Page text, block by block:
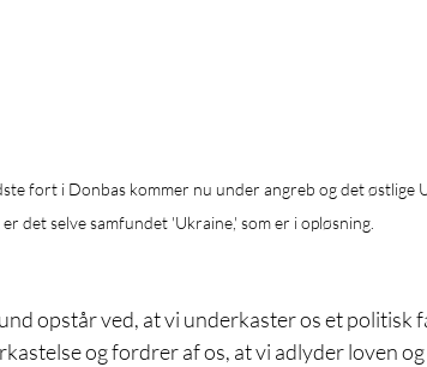
fort i Donbas kommer nu under angreb og det østlige
det selve samfundet 'Ukraine,' som er i opløsning.
opstår ved, at vi underkaster os et politisk
og fordrer af os, at vi adlyder loven